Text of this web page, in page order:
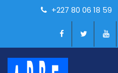
+227 80 06 18 59